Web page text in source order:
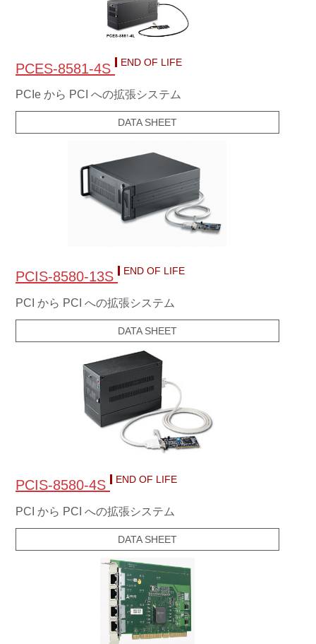
PCES-8581-4S END OF LIFE
PCIe から PCI への拡張システム
DATA SHEET
PCIS-8580-13S END OF LIFE
PCI から PCI への拡張システム
DATA SHEET
PCIS-8580-4S END OF LIFE
PCI から PCI への拡張システム
DATA SHEET